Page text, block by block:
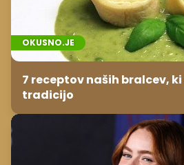
OKUSNO.JE
7 receptov naših bralcev,
tradicijo